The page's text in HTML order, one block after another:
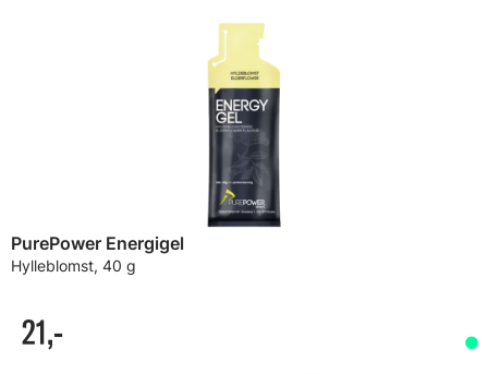
PurePower Energigel
Hylleblomst, 40 g
21,-